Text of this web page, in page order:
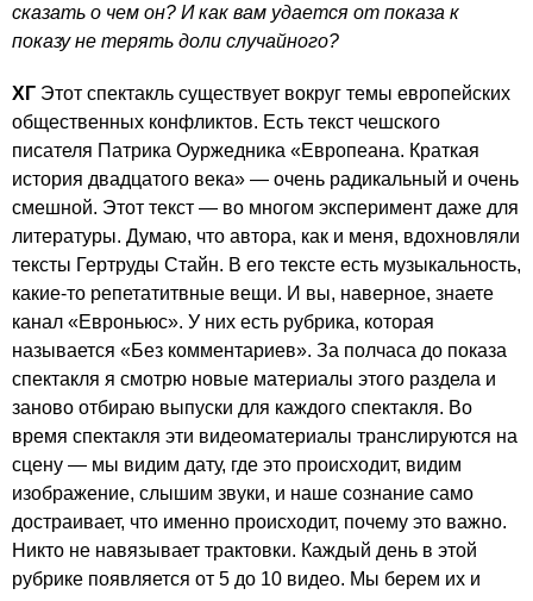
сказать о чем он? И как вам удается от показа к
показу не терять доли случайного?
ХГ Этот спектакль существует вокруг темы европейских
общественных конфликтов. Есть текст чешского
писателя Патрика Оуржедника «Европеана. Краткая
история двадцатого века» — очень радикальный и очень
смешной. Этот текст — во многом эксперимент даже для
литературы. Думаю, что автора, как и меня, вдохновляли
тексты Гертруды Стайн. В его тексте есть музыкальность,
какие-то репетатитвные вещи. И вы, наверное, знаете
канал «Евроньюс». У них есть рубрика, которая
называется «Без комментариев». За полчаса до показа
спектакля я смотрю новые материалы этого раздела и
заново отбираю выпуски для каждого спектакля. Во
время спектакля эти видеоматериалы транслируются на
сцену — мы видим дату, где это происходит, видим
изображение, слышим звуки, и наше сознание само
достраивает, что именно происходит, почему это важно.
Никто не навязывает трактовки. Каждый день в этой
рубрике появляется от 5 до 10 видео. Мы берем их и